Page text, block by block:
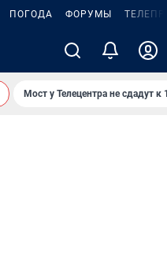
ПОГОДА ФОРУМЫ
Мост у Телецентра не сдадут к